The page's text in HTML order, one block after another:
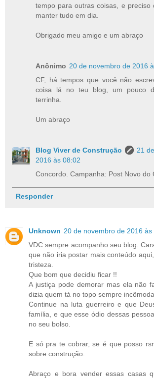
tempo para outras coisas, e preciso
manter tudo em dia.
Obrigado meu amigo e um abraço
Anônimo 20 de novembro de 2016
CF, há tempos que você não
coisa lá no teu blog, um pouco
terrinha.
Um abraço
Blog Viver de Construção
21
2016 às 08:02
Concordo. Campanha: Post Novo do
Responder
Unknown 20 de novembro de 2016 às
VDC sempre acompanho seu blog.
que não iria postar mais conteúdo
tristeza.
Que bom que decidiu ficar !!
A justiça pode demorar mas ela não
dizia quem tá no topo sempre
Continue na luta guerreiro e que
família, e que esse ódio dessas
no seu bolso.
E só pra te cobrar, se é que posso
sobre construção.
Abraço e bora vender essas casas